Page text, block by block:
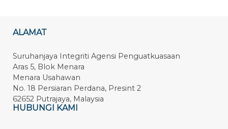
ALAMAT
Suruhanjaya Integriti Agensi Penguatkuasaan
Aras 5, Blok Menara
Menara Usahawan
No. 18 Persiaran Perdana, Presint 2
62652 Putrajaya, Malaysia
HUBUNGI KAMI